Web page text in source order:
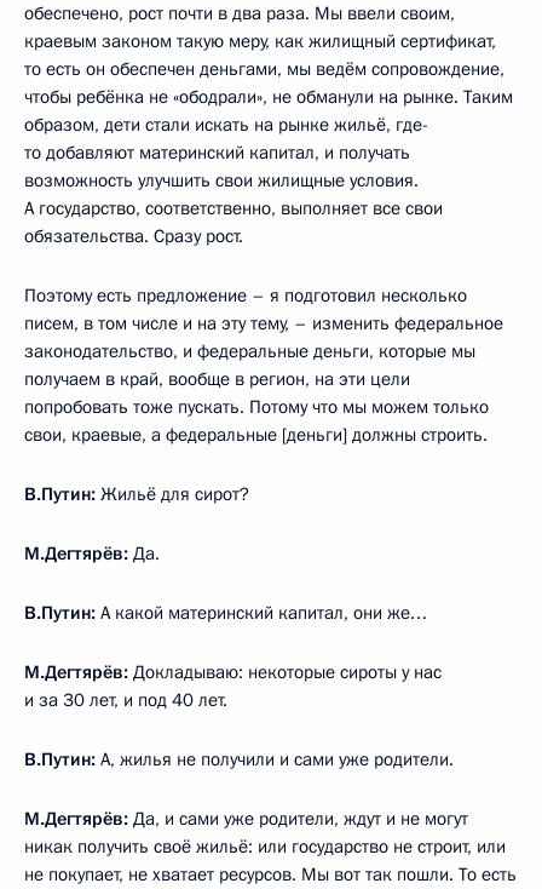
обеспечено, рост почти в два раза. Мы ввели своим,
краевым законом такую меру, как жилищный сертификат,
то есть он обеспечен деньгами, мы ведём сопровождение,
чтобы ребёнка не «ободрали», не обманули на рынке. Таким
образом, дети стали искать на рынке жильё, где-
то добавляют материнский капитал, и получать
возможность улучшить свои жилищные условия.
А государство, соответственно, выполняет все свои
обязательства. Сразу рост.
Поэтому есть предложение – я подготовил несколько
писем, в том числе и на эту тему, – изменить федеральное
законодательство, и федеральные деньги, которые мы
получаем в край, вообще в регион, на эти цели
попробовать тоже пускать. Потому что мы можем только
свои, краевые, а федеральные [деньги] должны строить.
В.Путин: Жильё для сирот?
М.Дегтярёв: Да.
В.Путин: А какой материнский капитал, они же…
М.Дегтярёв: Докладываю: некоторые сироты у нас
и за 30 лет, и под 40 лет.
В.Путин: А, жилья не получили и сами уже родители.
М.Дегтярёв: Да, и сами уже родители, ждут и не могут
никак получить своё жильё: или государство не строит, или
не покупает, не хватает ресурсов. Мы вот так пошли. То есть